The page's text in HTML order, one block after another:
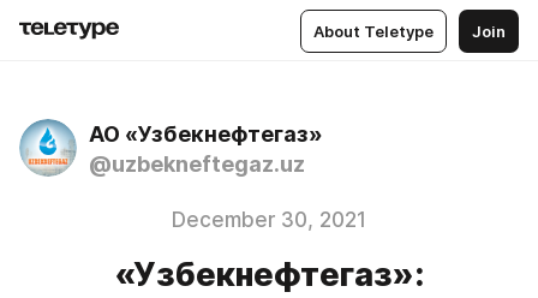
About Teletype Join
АО «Узбекнефтегаз»
@uzbekneftegaz.uz
December 30, 2021
«Узбекнефтегаз»: